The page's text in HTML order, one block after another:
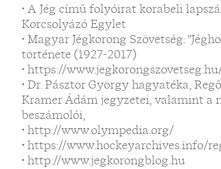
• A Jég című folyóirat korabeli
Korcsolyázó Egylet
• Magyar Jégkorong Szövetség:
története (1927-2017)
• https://
• Dr. Pásztor György hagyatéka,
Kramer Ádám jegyzetei, valamint a
beszámolói,
• http://www.olympedia.org/
• https://www.hockeyarchives.info/
• http://www.jegkorongblog.hu